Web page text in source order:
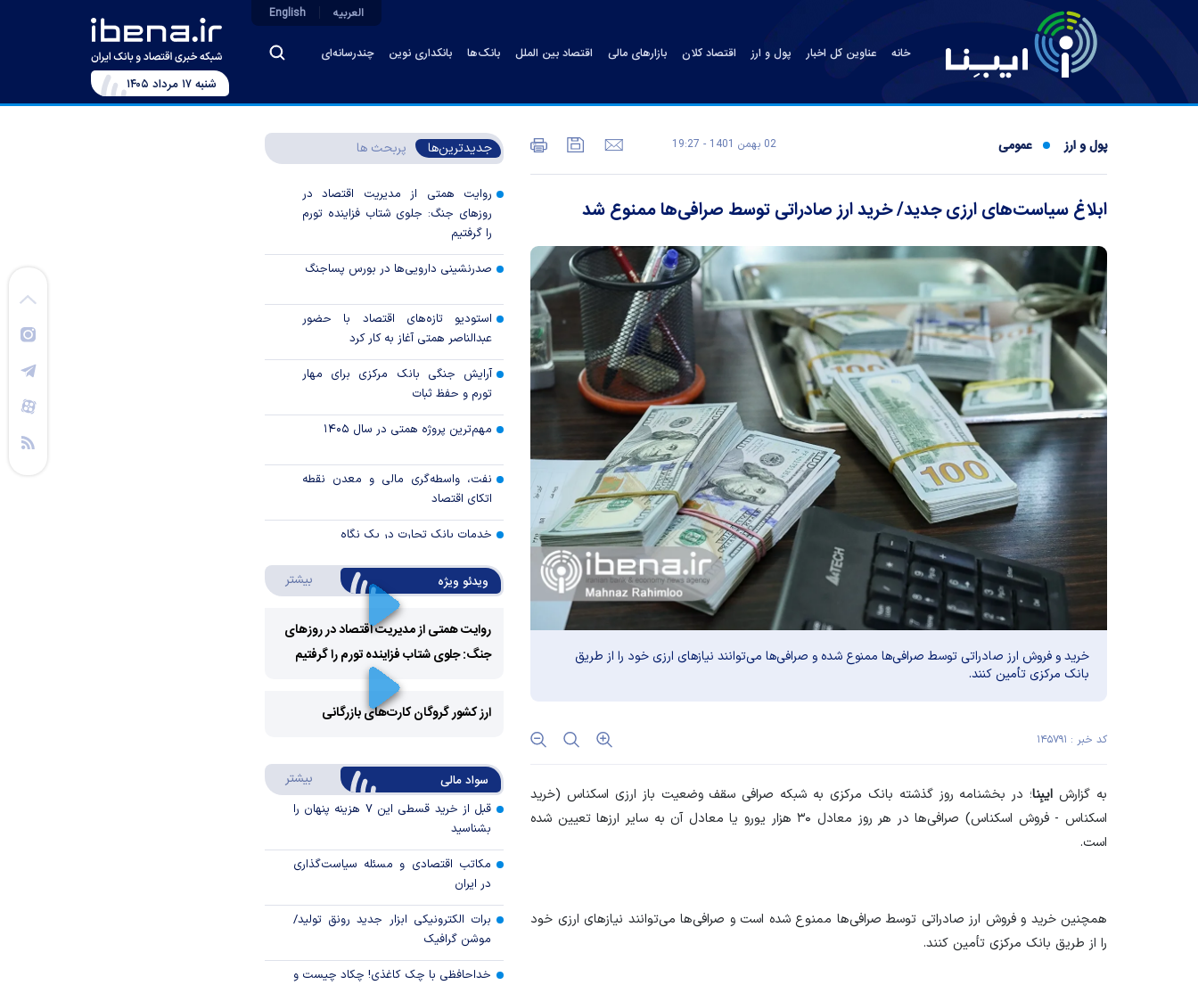
خانه عناوین کل اخبار پول و ارز اقتصاد کلان بازارهای مالی اقتصاد بین الملل بانک‌ها بانکداری نوین چندرسانه‌ای
العربیه English
شنبه ۱۷ مرداد ۱۴۰۵
پول و ارز عمومی 02 بهمن 1401 - 19:27
ابلاغ سیاست‌های ارزی جدید/ خرید ارز صادراتی توسط صرافی‌ها ممنوع شد
خرید و فروش ارز صادراتی توسط صرافی‌ها ممنوع شده و صرافی‌ها می‌توانند نیاز‌های ارزی خود را از طریق
بانک مرکزی تأمین کنند.
کد خبر : ۱۴۵۷۹۱
به گزارش ایبِنا؛ در بخشنامه روز گذشته بانک مرکزی به شبکه صرافی سقف وضعیت باز ارزی اسکناس (خرید
اسکناس - فروش اسکناس) صرافی‌ها در هر روز معادل ۳۰ هزار یورو یا معادل آن به سایر ارز‌ها تعیین شده
است.
همچنین خرید و فروش ارز صادراتی توسط صرافی‌ها ممنوع شده است و صرافی‌ها می‌توانند نیاز‌های ارزی خود
را از طریق بانک مرکزی تأمین کنند.
جدیدترین‌ها پربحث ها
روایت همتی از مدیریت اقتصاد در
روزهای جنگ: جلوی شتاب فزاینده تورم
را گرفتیم
صدرنشینی دارویی‌ها در بورس پساجنگ
استودیو تازه‌های اقتصاد با حضور
عبدالناصر همتی آغاز به کار کرد
آرایش جنگی بانک مرکزی برای مهار
تورم و حفظ ثبات
مهم‌ترین پروژه همتی در سال ۱۴۰۵
نفت، واسطه‌گری مالی و معدن نقطه
اتکای اقتصاد
خدمات بانک تجارت در یک نگاه
رئیس کل بانک مرکزی از موسسه
مطبوعاتی بازار پول و ارز بازدید کرد
نتایج نهمین مرحله از حراج اوراق مالی
اسلامی دولتی در سال ۱۴۰۵ / جزئیات
خبرنگاران؛ اعتبار قلم‌اند
طلا در دو راهی هرمز و فدرال‌رزرو
قیمت نفت یک دلار بالا رفت
سرمایه‌گذاران دوباره سراغ بیت‌کوین
رفتند
ویدئو ویژه بیشتر درباره ویدئو ویژه
Play
Video
روایت همتی از مدیریت اقتصاد در روزهای
جنگ: جلوی شتاب فزاینده تورم را گرفتیم
Video
ارز کشور گروگان کارت‌های بازرگانی
سواد مالی بیشتر درباره سواد مالی
قبل از خرید قسطی این ۷ هزینه پنهان را
بشناسید
مکاتب اقتصادی و مسئله سیاست‌گذاری
در ایران
برات الکترونیکی ابزار جدید رونق تولید/
موشن گرافیک
خداحافظی با چک کاغذی! چکاد چیست و